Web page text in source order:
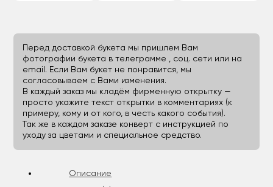
Перед доставкой букета мы пришлем Вам
фотографии букета в телеграмме , соц. сети или на
email. Если Вам букет не понравится, мы
согласовываем с Вами изменения.
В каждый заказ мы кладём фирменную открытку —
просто укажите текст открытки в комментариях (к
примеру, кому и от кого, в честь какого события).
Так же в каждом заказе конверт с инструкцией по
уходу за цветами и специальное средство.
Описание